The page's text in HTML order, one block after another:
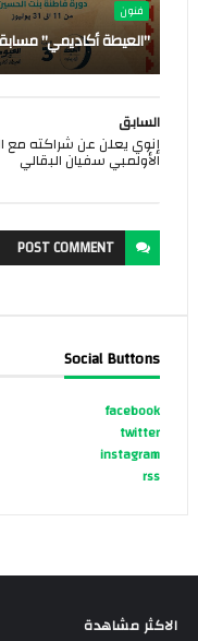
فنون
"العيطة أكاديمي"
السابق
إنوي يعلن عن شراكته مع
الأولمبي سفيان البقالي
POSTCOMMENT
Social Buttons
facebook
twitter
instagram
rss
الاكثر مشاهدة